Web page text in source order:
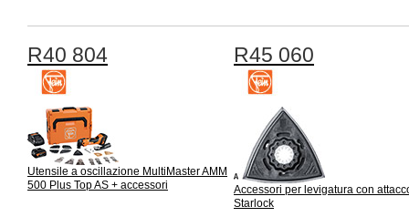
R40 804
Utensile a oscillazione MultiMaster AMM
500 Plus Top AS + accessori
R45 060
Accessori per levigatura con
Starlock